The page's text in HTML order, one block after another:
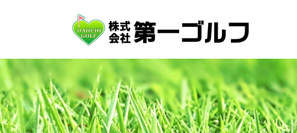
ツ
へ
ス
キ
シ
ョ
ン
に